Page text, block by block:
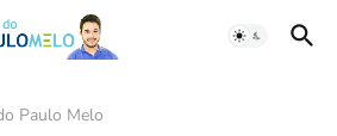
Paulo Melo